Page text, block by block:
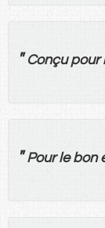
" Conçu pour
" Pour le bon